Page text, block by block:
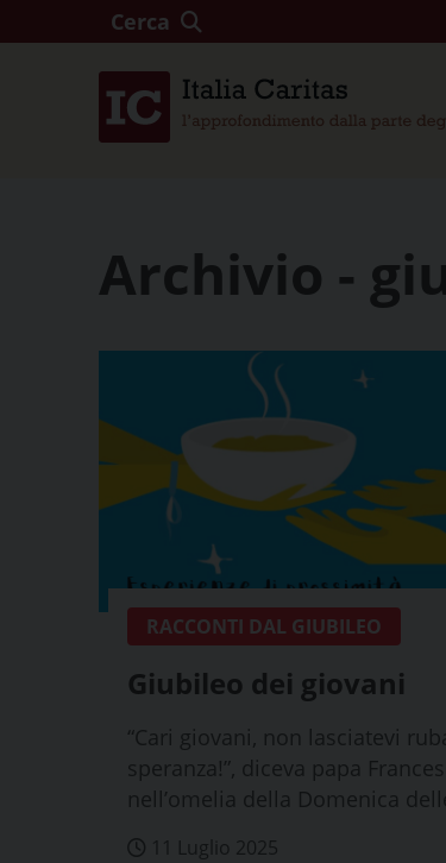
Cerca
Archivio -
RACCONTI DAL GIUBILEO
Giubileo dei giovani
“Cari giovani, non lasciatevi
speranza!”, diceva papa
nell’omelia della Domenica
11 Luglio 2025